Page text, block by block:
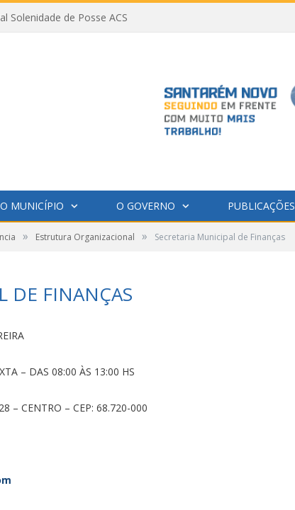
Solenidade de Posse ACS
O MUNICÍPIO O GOVERNO PUBLICAÇÕES
» Estrutura Organizacional » Secretaria Municipal de Finanças
DE FINANÇAS
– DAS 08:00 ÀS 13:00 HS
– CENTRO – CEP: 68.720-000